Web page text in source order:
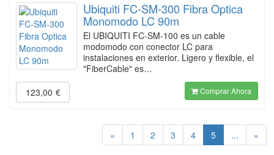
Ubiquiti FC-SM-300 Fibra Optica
Monomodo LC 90m
El UBIQUITI FC-SM-100 es un cable
modomodo con conector LC para
instalaciones en exterior. Ligero y flexible, el
"FiberCable" es…
123,00 € Comprar Ahora
« 1 2 3 4 5(current)
...
»